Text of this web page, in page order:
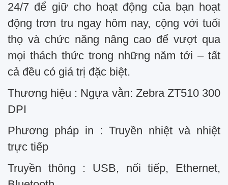
24/7 để giữ cho hoạt động của bạn hoạt
động trơn tru ngay hôm nay, cộng với tuổi
thọ và chức năng nâng cao để vượt qua
mọi thách thức trong những năm tới – tất
cả đều có giá trị đặc biệt.
Thương hiệu : Ngựa vằn: Zebra ZT510 300
DPI
Phương pháp in : Truyền nhiệt và nhiệt
trực tiếp
Truyền thông : USB, nối tiếp, Ethernet,